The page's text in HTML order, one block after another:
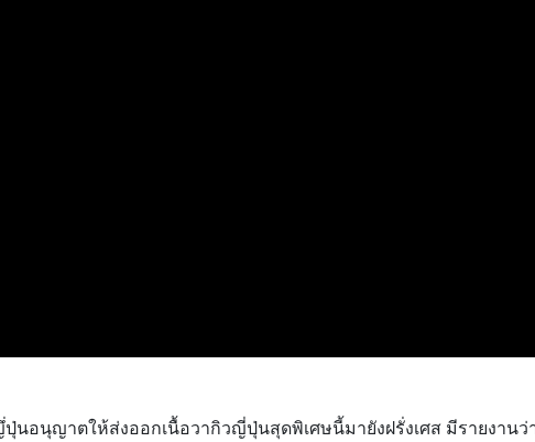
ปุ่นอนุญาตให้ส่งออกเนื้อวากิวญี่ปุ่นสุดพิเศษนี้มายังฝรั่งเศส มีรายงานว่